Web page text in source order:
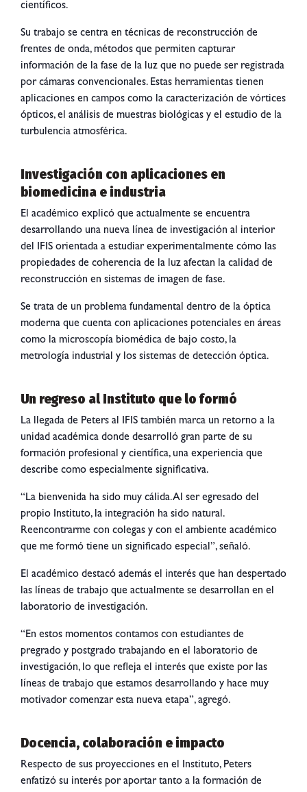
científicos.
Su trabajo se centra en técnicas de reconstrucción de
frentes de onda, métodos que permiten capturar
información de la fase de la luz que no puede ser registrada
por cámaras convencionales. Estas herramientas tienen
aplicaciones en campos como la caracterización de vórtices
ópticos, el análisis de muestras biológicas y el estudio de la
turbulencia atmosférica.
Investigación con aplicaciones en
biomedicina e industria
El académico explicó que actualmente se encuentra
desarrollando una nueva línea de investigación al interior
del IFIS orientada a estudiar experimentalmente cómo las
propiedades de coherencia de la luz afectan la calidad de
reconstrucción en sistemas de imagen de fase.
Se trata de un problema fundamental dentro de la óptica
moderna que cuenta con aplicaciones potenciales en áreas
como la microscopía biomédica de bajo costo, la
metrología industrial y los sistemas de detección óptica.
Un regreso al Instituto que lo formó
La llegada de Peters al IFIS también marca un retorno a la
unidad académica donde desarrolló gran parte de su
formación profesional y científica, una experiencia que
describe como especialmente significativa.
“La bienvenida ha sido muy cálida. Al ser egresado del
propio Instituto, la integración ha sido natural.
Reencontrarme con colegas y con el ambiente académico
que me formó tiene un significado especial”, señaló.
El académico destacó además el interés que han despertado
las líneas de trabajo que actualmente se desarrollan en el
laboratorio de investigación.
“En estos momentos contamos con estudiantes de
pregrado y postgrado trabajando en el laboratorio de
investigación, lo que refleja el interés que existe por las
líneas de trabajo que estamos desarrollando y hace muy
motivador comenzar esta nueva etapa”, agregó.
Docencia, colaboración e impacto
Respecto de sus proyecciones en el Instituto, Peters
enfatizó su interés por aportar tanto a la formación de